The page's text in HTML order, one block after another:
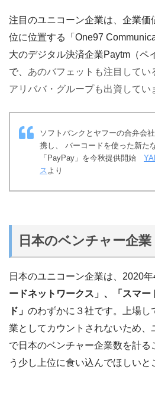
注目のユニコーン企業は、企業価
位に位置する「One97
大のデジタル決済企業Paytm（ペ
で、 あのバフェットも注目して
アリババ・グループも出資してい
ソフトバンクとヤフーの合弁会
携し、 バーコードを使った新た
「PayPay」を今秋提供開始
スより
日本のベンチャー企業
日本のユニコーン企業は、2020年
ードネットワークス」、「スマー
ド」 のわずかに３社です。上場し
業としてカウントされないため、
で日本のベンチャー企業数を計る
う少し上位に食い込んでほしいと